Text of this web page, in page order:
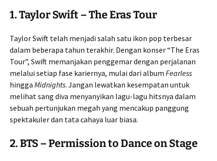
1.Taylor Swift – The Eras Tour
Taylor Swift telah menjadi salah satu ikon pop terbesar
dalam beberapa tahun terakhir. Dengan konser “The Eras
Tour”, Swift memanjakan penggemar dengan perjalanan
melalui setiap fase kariernya, mulai dari album Fearless
hingga Midnights. Jangan lewatkan kesempatan untuk
melihat sang diva menyanyikan lagu-lagu hitsnya dalam
sebuah pertunjukan megah yang mencakup panggung
spektakuler dan tata cahaya luar biasa.
2.BTS – Permission to Dance on Stage